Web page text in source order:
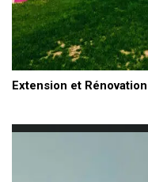
Extension et Rénovation